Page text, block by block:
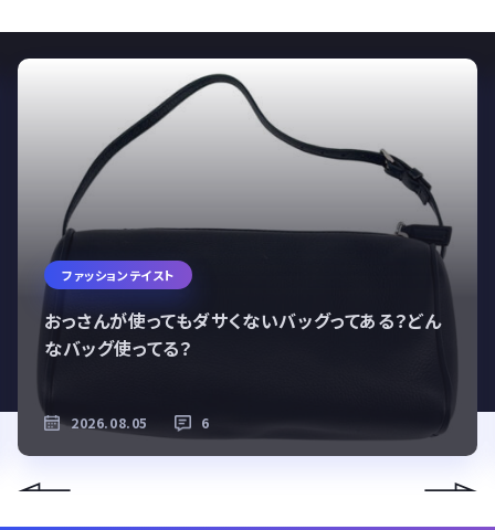
ファッションテイスト
おっさんが使ってもダサくないバッグってある？どん
なバッグ使ってる？
2026.08.05 6